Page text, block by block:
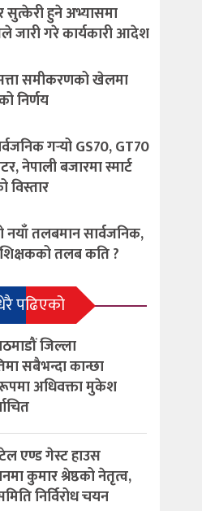
सुत्केरी हुने अभ्यासमा
जारी गरे कार्यकारी आदेश
समीकरणको खेलमा
निर्णय
गर्‍यो GS70, GT70
नेपाली बजारमा स्मार्ट
विस्तार
तलबमान सार्वजनिक,
तलब कति ?
पढिएको
जिल्ला
सबैभन्दा कान्छा
अधिवक्ता मुकेश
एण्ड गेस्ट हाउस
कुमार श्रेष्ठको नेतृत्व,
निर्विरोध चयन